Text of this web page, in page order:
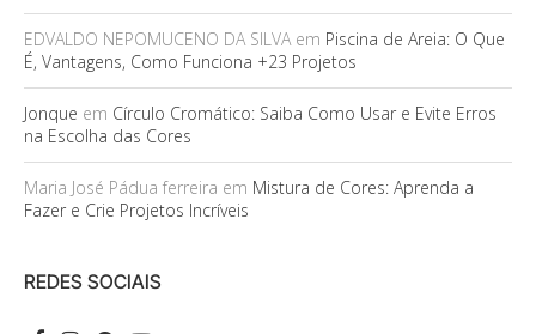
EDVALDO NEPOMUCENO DA SILVA em Piscina de Areia: O Que
É, Vantagens, Como Funciona +23 Projetos
Jonque em Círculo Cromático: Saiba Como Usar e Evite Erros
na Escolha das Cores
Maria José Pádua ferreira em Mistura de Cores: Aprenda a
Fazer e Crie Projetos Incríveis
REDES SOCIAIS